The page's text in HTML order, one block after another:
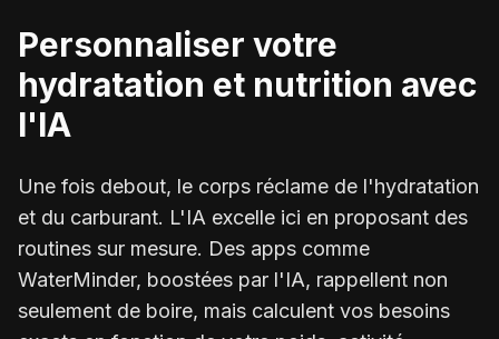
Personnaliser votre
hydratation et nutrition avec
l'IA
Une fois debout, le corps réclame de l'hydratation
et du carburant. L'IA excelle ici en proposant des
routines sur mesure. Des apps comme
WaterMinder, boostées par l'IA, rappellent non
seulement de boire, mais calculent vos besoins